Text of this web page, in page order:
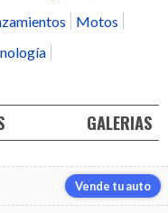
Motos
GALERIAS
Vende tu auto